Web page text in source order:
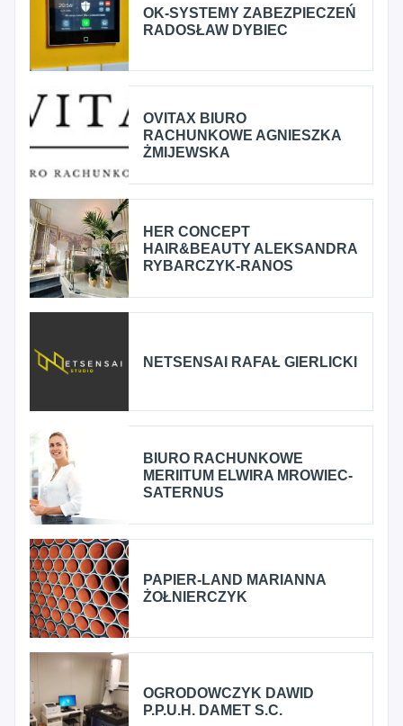
OK-SYSTEMY ZABEZPIECZEŃ
RADOSŁAW DYBIEC
OVITAX BIURO
RACHUNKOWE AGNIESZKA
ŻMIJEWSKA
HER CONCEPT
HAIR&BEAUTY ALEKSANDRA
RYBARCZYK-RANOS
NETSENSAI RAFAŁ GIERLICKI
BIURO RACHUNKOWE
MERIITUM ELWIRA MROWIEC-
SATERNUS
PAPIER-LAND MARIANNA
ŻOŁNIERCZYK
OGRODOWCZYK DAWID
P.P.U.H. DAMET S.C.